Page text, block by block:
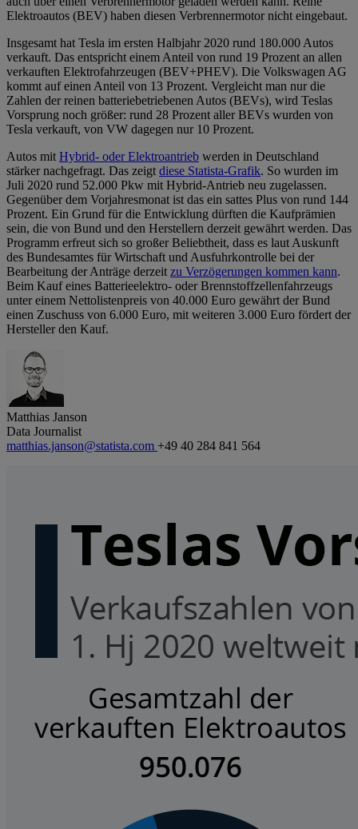
Elektroautos (BEV) haben diesen Verbrennermotor nicht eingebaut.
Insgesamt hat Tesla im ersten Halbjahr 2020 rund 180.000 Autos
verkauft. Das entspricht einem Anteil von rund 19 Prozent an allen
verkauften Elektrofahrzeugen (BEV+PHEV). Die Volkswagen AG
kommt auf einen Anteil von 13 Prozent. Vergleicht man nur die
Zahlen der reinen batteriebetriebenen Autos (BEVs), wird Teslas
Vorsprung noch größer: rund 28 Prozent aller BEVs wurden von
Tesla verkauft, von VW dagegen nur 10 Prozent.
Autos mitHybrid- oder Elektroantrieb werden in Deutschland
stärker nachgefragt. Das zeigtdiese Statista-Grafik. So wurden im
Juli 2020 rund 52.000 Pkw mit Hybrid-Antrieb neu zugelassen.
Gegenüber dem Vorjahresmonat ist das ein sattes Plus von rund 144
Prozent. Ein Grund für die Entwicklung dürften die Kaufprämien
sein, die von Bund und den Herstellern derzeit gewährt werden. Das
Programm erfreut sich so großer Beliebtheit, dass es laut Auskunft
des Bundesamtes für Wirtschaft und Ausfuhrkontrolle bei der
Bearbeitung der Anträge derzeitzu Verzögerungen kommen kann.
Beim Kauf eines Batterieelektro- oder Brennstoffzellenfahrzeugs
unter einem Nettolistenpreis von 40.000 Euro gewährt der Bund
einen Zuschuss von 6.000 Euro, mit weiteren 3.000 Euro fördert der
Hersteller den Kauf.
Matthias Janson
Data Journalist
matthias.janson@statista.com +49 40 284 841 564